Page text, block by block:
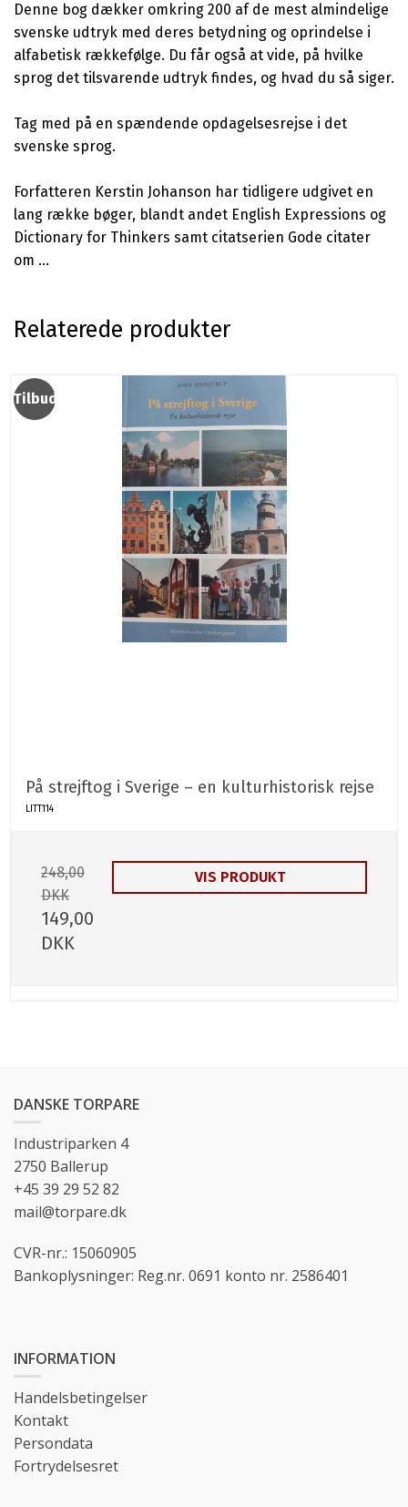
Denne bog dækker omkring 200 af de mest almindelige
svenske udtryk med deres betydning og oprindelse i
alfabetisk rækkefølge. Du får også at vide, på hvilke
sprog det tilsvarende udtryk findes, og hvad du så siger.
Tag med på en spændende opdagelsesrejse i det
svenske sprog.
Forfatteren Kerstin Johanson har tidligere udgivet en
lang række bøger, blandt andet English Expressions og
Dictionary for Thinkers samt citatserien Gode citater
om …
Relaterede produkter
Tilbud
På strejftog i Sverige – en kulturhistorisk rejse
LITT114
248,00
DKK
149,00
DKK
VIS PRODUKT
DANSKE TORPARE
Industriparken 4
2750 Ballerup
+45 39 29 52 82
mail@torpare.dk
CVR-nr.: 15060905
Bankoplysninger: Reg.nr. 0691 konto nr. 2586401
INFORMATION
Handelsbetingelser
Kontakt
Persondata
Fortrydelsesret